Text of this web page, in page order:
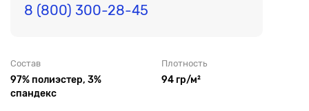
8 (800) 300-28-45
Состав
97% полиэстер, 3%
спандекс
Плотность
94 гр/м²